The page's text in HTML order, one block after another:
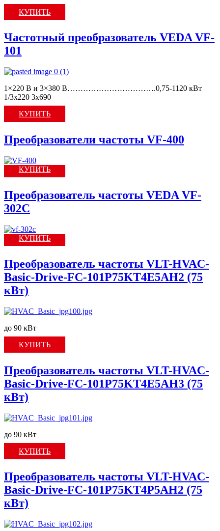
КУПИТЬ
Частотный преобразователь VEDA VF-
101
1×220 В и 3×380 В…………………………….0,75-1120 кВт
1/3x220 3х690
КУПИТЬ
Преобразователи частоты VF-400
КУПИТЬ
Преобразователь частоты VEDA VF-
302C
КУПИТЬ
Преобразователь частоты VLT-HVAC-
Basic-Drive-FC-101P75KT4E5AH2 (75
кВт)
до 90 кВт
КУПИТЬ
Преобразователь частоты VLT-HVAC-
Basic-Drive-FC-101P75KT4E5AH3 (75
кВт)
до 90 кВт
КУПИТЬ
Преобразователь частоты VLT-HVAC-
Basic-Drive-FC-101P75KT4P5AH2 (75
кВт)